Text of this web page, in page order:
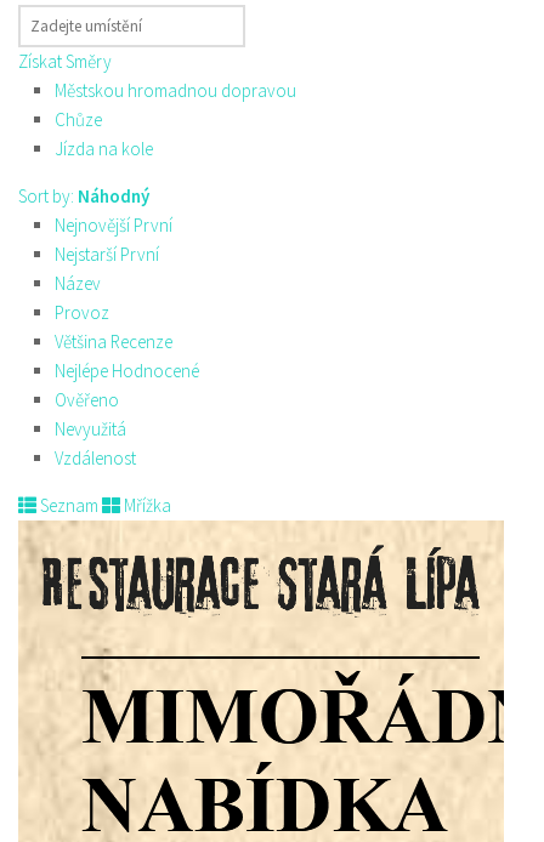
Získat Směry
Městskou hromadnou dopravou
Chůze
Jízda na kole
Sort by: Náhodný
Nejnovější První
Nejstarší První
Název
Provoz
Většina Recenze
Nejlépe Hodnocené
Ověřeno
Nevyužitá
Vzdálenost
Seznam Mřížka